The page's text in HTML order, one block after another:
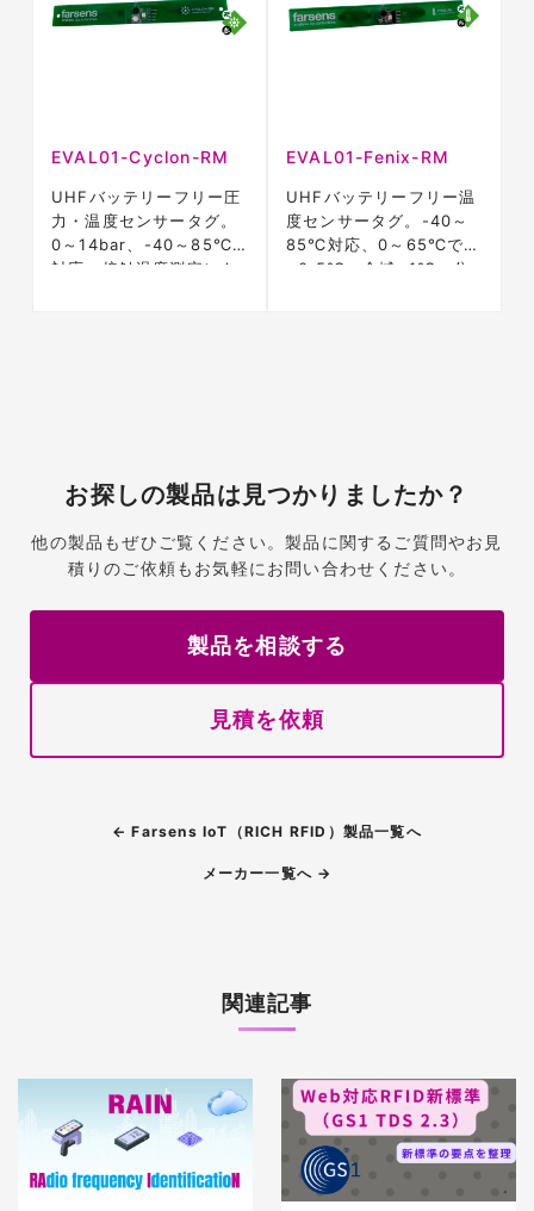
EVAL01-Cyclon-RM
UHFバッテリーフリー圧
力・温度センサータグ。
0～14bar、-40～85℃
対応、接触温度測定にも
EVAL01-Fenix-RM
UHFバッテリーフリー温
度センサータグ。-40～
85℃対応、0～65℃で
±0.5℃・全域±1℃、分
お探しの製品は見つかりましたか？
他の製品もぜひご覧ください。製品に関するご質問やお見
積りのご依頼もお気軽にお問い合わせください。
製品を相談する
見積を依頼
← Farsens IoT（RICH RFID）製品一覧へ
メーカー一覧へ →
関連記事